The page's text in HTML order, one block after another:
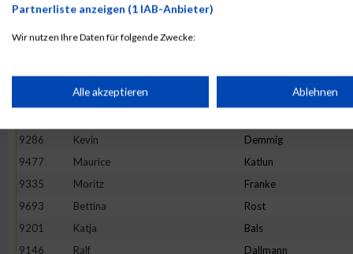
9569
Anke
9517
Marcel Krenzel
Anika
9286
Kevin Demmig
9477
Maurice Katlun
9335
Moritz Franke
9693
Bettina Rost
9201
Katja Bals
9146
Ralf Dallmann
Partnerliste anzeigen (1 IAB-Anbieter)
Wir nutzen Ihre Daten für folgende Zwecke:
Speichern von oder Zugriff auf Informationen auf einem
Verwendung reduzierter Daten zur Auswahl von Werbeanzeigen
Erstellung von Profilen für personalisierte Werbung
Verwendung von Profilen zur Auswahl personalisierter Werbung
Alle akzeptieren Ablehnen